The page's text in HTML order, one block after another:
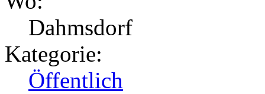
Dahmsdorf
Kategorie:
Öffentlich